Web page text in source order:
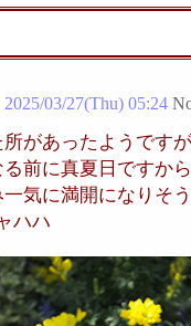
2025/03/27(Thu) 05:24
があったようです
前に真夏日ですか
気に満開になりそ
ハハ